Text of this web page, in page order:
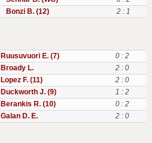
Bonzi B. (12) 2 : 1
Ruusuvuori E. (7)
0 : 2
Broady L.
2 : 0
Lopez F. (11)
2 : 0
Duckworth J. (9)
1 : 2
Berankis R. (10)
0 : 2
Galan D. E. 2 : 0